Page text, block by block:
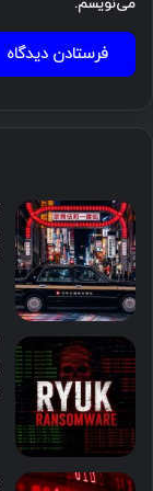
می‌نویسم.